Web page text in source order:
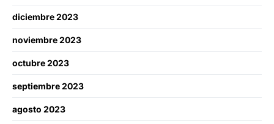
diciembre 2023
noviembre 2023
octubre 2023
septiembre 2023
agosto 2023